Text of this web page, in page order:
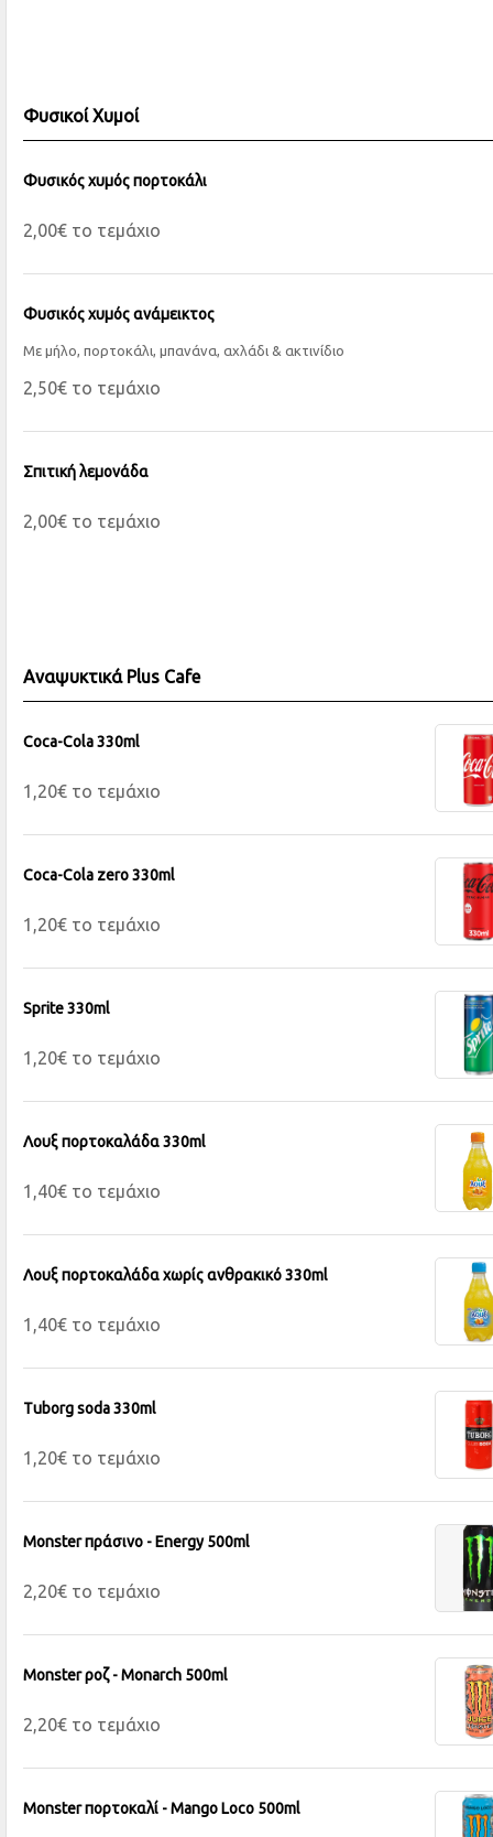
Φυσικοί Χυμοί
Φυσικός χυμός πορτοκάλι
2,00€ το τεμάχιο
Φυσικός χυμός ανάμεικτος
Με μήλο, πορτοκάλι, μπανάνα, αχλάδι & ακτινίδιο
2,50€ το τεμάχιο
Σπιτική λεμονάδα
2,00€ το τεμάχιο
Αναψυκτικά Plus Cafe
Coca-Cola 330ml
1,20€ το τεμάχιο
Coca-Cola zero 330ml
1,20€ το τεμάχιο
Sprite 330ml
1,20€ το τεμάχιο
Λουξ πορτοκαλάδα 330ml
1,40€ το τεμάχιο
Λουξ πορτοκαλάδα χωρίς ανθρακικό 330ml
1,40€ το τεμάχιο
Tuborg soda 330ml
1,20€ το τεμάχιο
Monster πράσινο - Energy 500ml
2,20€ το τεμάχιο
Monster ροζ - Monarch 500ml
2,20€ το τεμάχιο
Monster πορτοκαλί - Mango Loco 500ml